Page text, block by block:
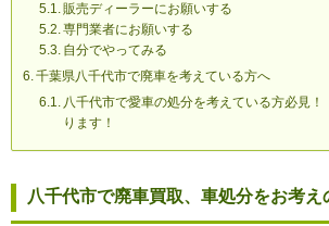
販売ディーラーにお願いする
専門業者にお願いする
自分でやってみる
千葉県八千代市で廃車を考えている方へ
八千代市で愛車の処分を考えている方必見
ります！
八千代市で廃車買取、車処分をお考え